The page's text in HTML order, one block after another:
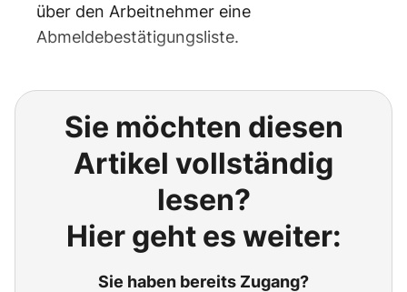
über den Arbeitnehmer eine
Abmeldebestätigungsliste.
Sie möchten diesen
Artikel vollständig
lesen?
Hier geht es weiter:
Sie haben bereits Zugang?